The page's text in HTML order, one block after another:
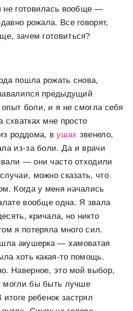
не готовилась вообще —
рожала. Все говорят,
зачем готовиться?
пошла рожать снова,
предыдущий
боли, и я не смогла себя
схватках мне просто
роддома, вушах звенело,
из-за боли. Да и врачи
— они часто отходили
можно сказать, что
Когда у меня начались
вообще одна. Я звала
кричала, но никто
я потеряла много сил.
акушерка — хамоватая
хоть какая-то помощь.
Наверное, это мой выбор,
могли бы быть лучше
ребенок застрял